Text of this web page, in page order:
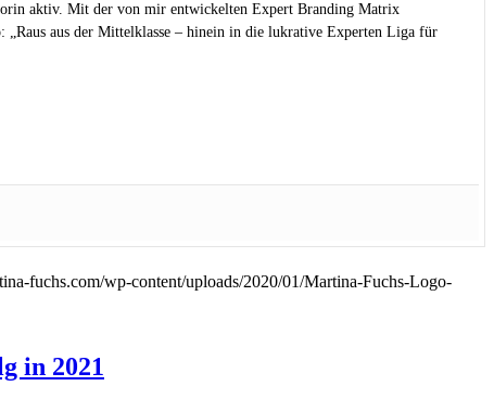
aktiv. Mit der von mir entwickelten Expert Branding Matrix
„Raus aus der Mittelklasse – hinein in die lukrative Experten Liga für
fuchs.com/wp-content/uploads/2020/01/Martina-Fuchs-Logo-
in 2021